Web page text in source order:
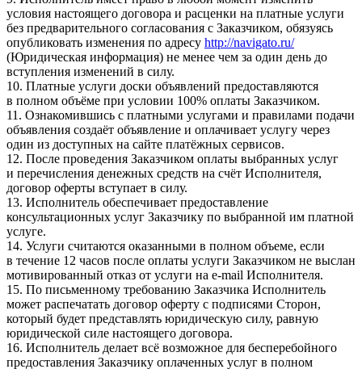
условия настоящего договора и расценки на платные услуги
без предварительного согласования с Заказчиком, обязуясь
опубликовать изменения по адресу http://navigato.ru/
(Юридическая информация) не менее чем за один день до
вступления изменений в силу.
10. Платные услуги доски объявлений предоставляются
в полном объёме при условии 100% оплаты Заказчиком.
11. Ознакомившись с платными услугами и правилами подачи
объявления создаёт объявление и оплачивает услугу через
один из доступных на сайте платёжных сервисов.
12. После проведения Заказчиком оплаты выбранных услуг
и перечисления денежных средств на счёт Исполнителя,
договор оферты вступает в силу.
13. Исполнитель обеспечивает предоставление
консультационных услуг Заказчику по выбранной им платной
услуге.
14. Услуги считаются оказанными в полном объеме, если
в течение 12 часов после оплаты услуги Заказчиком не выслан
мотивированный отказ от услуги на e-mail Исполнителя.
15. По письменному требованию Заказчика Исполнитель
может распечатать договор оферту с подписями Сторон,
который будет представлять юридическую силу, равную
юридической силе настоящего договора.
16. Исполнитель делает всё возможное для бесперебойного
предоставления Заказчику оплаченных услуг в полном